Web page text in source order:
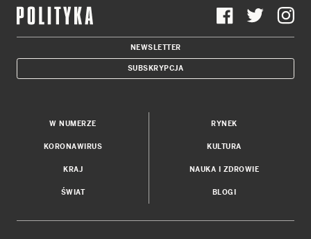
NEWSLETTER
SUBSKRYPCJA
W NUMERZE
KORONAWIRUS
KRAJ
ŚWIAT
RYNEK
KULTURA
NAUKA I ZDROWIE
BLOGI